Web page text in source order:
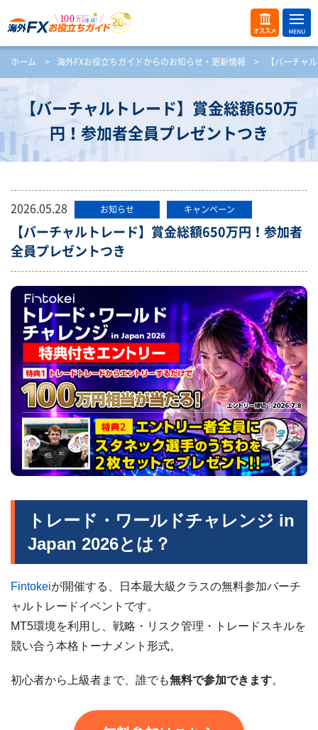
オス
スメ
ME
NU
開
く
ホーム > 海外FXお役立ちガイドからのお知らせ・更新情報 > 【バーチャ
【バーチャルトレード】賞金総額650万
円！参加者全員プレゼントつき
2026.05.28 お知らせ キャンペーン
【バーチャルトレード】賞金総額650万円！参加者
全員プレゼントつき
トレード・ワールドチャレンジ in
Japan 2026とは？
Fintokeiが開催する、日本最大級クラスの無料参加バーチ
ャルトレードイベントです。
MT5環境を利用し、戦略・リスク管理・トレードスキルを
競い合う本格トーナメント形式。
初心者から上級者まで、誰でも無料で参加できます。